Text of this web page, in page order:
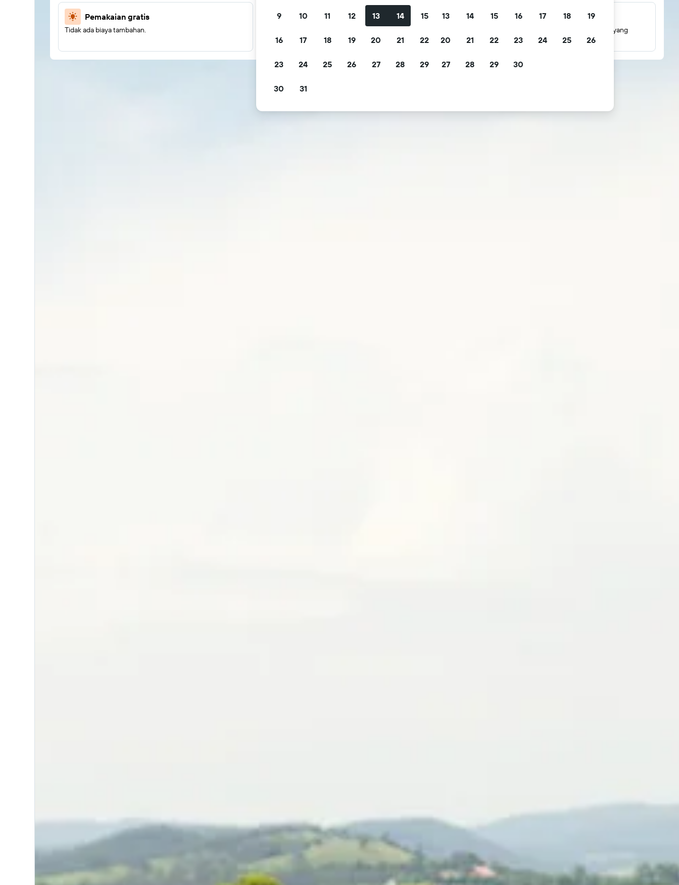
Pemakaian gratis
Tidak ada biaya tambahan.
Filter promo Anda
lainnya.
Jutaan ulasan
Lihat penilaian berdasarkan jutaan ulasan tamu yang
sebenarnya.
9 10 11 12 13 14 15
16 17 18 19 20 21 22
23 24 25 26 27 28 29
30 31
13 14 15 16 17 18 19
20 21 22 23 24 25 26
27 28 29 30